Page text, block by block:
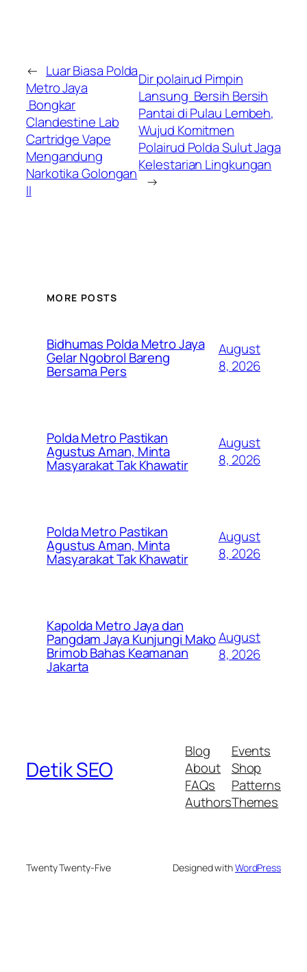
← Luar Biasa Polda
Metro Jaya
Bongkar
Clandestine Lab
Cartridge Vape
Mengandung
Narkotika Golongan
II
Dir polairud Pimpin
Lansung Bersih Bersih
Pantai di Pulau Lembeh,
Wujud Komitmen
Polairud Polda Sulut Jaga
Kelestarian Lingkungan
→
MORE POSTS
Bidhumas Polda Metro Jaya
Gelar Ngobrol Bareng
Bersama Pers
August
8, 2026
Polda Metro Pastikan
Agustus Aman, Minta
Masyarakat Tak Khawatir
August
8, 2026
Polda Metro Pastikan
Agustus Aman, Minta
Masyarakat Tak Khawatir
August
8, 2026
Kapolda Metro Jaya dan
Pangdam Jaya Kunjungi Mako
Brimob Bahas Keamanan
Jakarta
August
8, 2026
Detik SEO
Blog
About
FAQs
Authors
Events
Shop
Patterns
Themes
Twenty Twenty-Five Designed withWordPress